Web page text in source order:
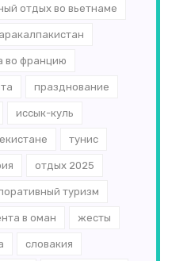
отдых во вьетнаме
во францию
празднование
иссык-куль
тунис
отдых 2025
туризм
в оман жесты
словакия